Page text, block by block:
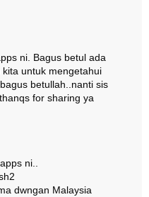
ni. Bagus betul ada
untuk mengetahui
betullah..nanti sis
for sharing ya
ni..
dwngan Malaysia